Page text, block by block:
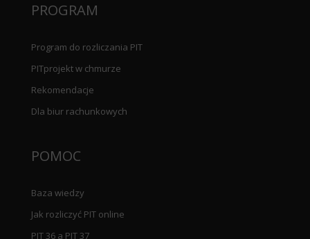
PROGRAM
Program do rozliczania PIT
PITprojekt w chmurze
Rekomendacje
Dla biur rachunkowych
POMOC
Baza wiedzy
Jak rozliczyć PIT online
PIT 36 a PIT 37